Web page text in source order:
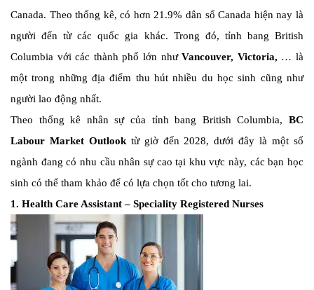
Canada. Theo thống kê, có hơn 21.9% dân số Canada hiện nay là
người đến từ các quốc gia khác. Trong đó, tỉnh bang British
Columbia với các thành phố lớn nhưVancouver, Victoria, … là
một trong những địa điểm thu hút nhiều du học sinh cũng như
người lao động nhất.
Theo thống kê nhân sự của tỉnh bang British Columbia,BC
Labour Market Outlooktừ giờ đến 2028, dưới đây là một số
ngành đang có nhu cầu nhân sự cao tại khu vực này, các bạn học
sinh có thể tham khảo để có lựa chọn tốt cho tương lai.
1. Health Care Assistant – Speciality Registered Nurses